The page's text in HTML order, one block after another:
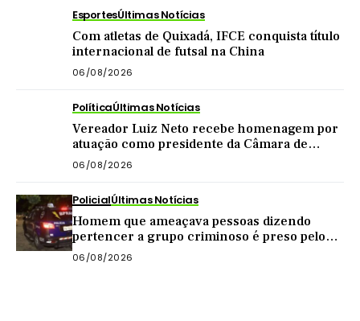
EsportesÚltimas Notícias
Com atletas de Quixadá, IFCE conquista título
internacional de futsal na China
06/08/2026
PolíticaÚltimas Notícias
Vereador Luiz Neto recebe homenagem por
atuação como presidente da Câmara de
Quixadá
06/08/2026
PolicialÚltimas Notícias
Homem que ameaçava pessoas dizendo
pertencer a grupo criminoso é preso pelo
BPRaio em Quixeramobim
06/08/2026